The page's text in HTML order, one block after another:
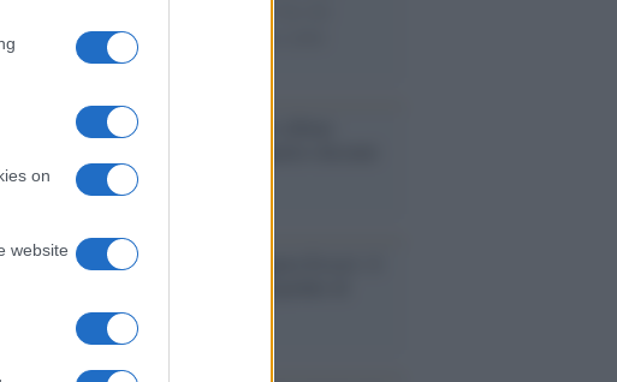
on
website
continuano a cercarlo e la bellezza delle
montagne e dei gatti.
L'album / "Timeless", il nuovo album
di creatività
L'inaugurazione /
Santa Croce